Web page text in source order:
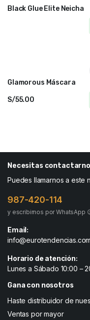
Black Glue Elite Neicha
Glamorous Máscara
S/55.00
Necesitas
Puedes llamarnos a este
987-420-114
y escribirnos por WhatsApp
Email:
info@eurotendencias.com
Horario de atención:
Lunes a Sábado 10:00 –
Gana con nosotros
Haste distribuidor de
Ventas por mayor